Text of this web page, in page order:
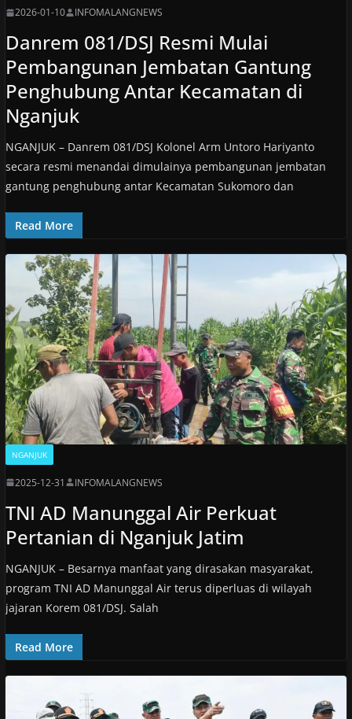
2026-01-10 INFOMALANGNEWS
Danrem 081/DSJ Resmi Mulai
Pembangunan Jembatan Gantung
Penghubung Antar Kecamatan di
Nganjuk
NGANJUK – Danrem 081/DSJ Kolonel Arm Untoro Hariyanto
secara resmi menandai dimulainya pembangunan jembatan
gantung penghubung antar Kecamatan Sukomoro dan
Read More
NGANJUK
2025-12-31 INFOMALANGNEWS
TNI AD Manunggal Air Perkuat
Pertanian di Nganjuk Jatim
NGANJUK – Besarnya manfaat yang dirasakan masyarakat,
program TNI AD Manunggal Air terus diperluas di wilayah
jajaran Korem 081/DSJ. Salah
Read More